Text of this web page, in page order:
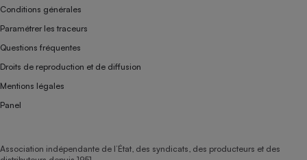
Conditions générales
Paramétrer les traceurs
Questions fréquentes
Droits de reproduction et de diffusion
Mentions légales
Panel
Association indépendante de l’État, des syndicats, des producteurs et des